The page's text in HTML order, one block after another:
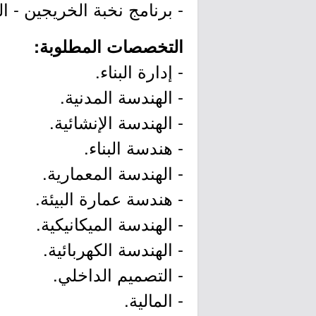
- برنامج نخبة الخريجين -
التخصصات المطلوبة:
- إدارة البناء.
- الهندسة المدنية.
- الهندسة الإنشائية.
- هندسة البناء.
- الهندسة المعمارية.
- هندسة عمارة البيئة.
- الهندسة الميكانيكية.
- الهندسة الكهربائية.
- التصميم الداخلي.
- المالية.